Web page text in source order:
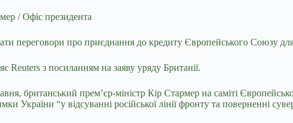
/ Офіс президента
переговори про приєднання до кредиту Європейського Союзу
з посиланням на заяву уряду Британії.
британський прем’єр-міністр Кір Стармер на саміті
України “у відсуванні російської лінії фронту та поверненні